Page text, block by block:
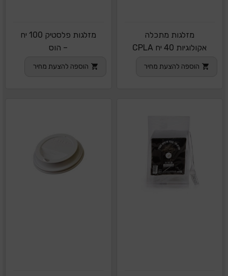
מזלגות מתכלה
אקולוגיות 40 יח CPLA
הוספה להצעת מחיר
מזלגות פלסטיק 100 יח
– הוס
הוספה להצעת מחיר